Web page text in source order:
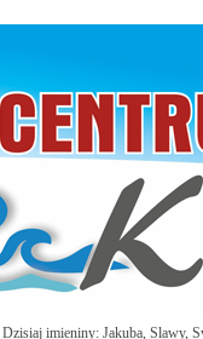
Dzisiaj imieniny: Jakuba, Slawy,